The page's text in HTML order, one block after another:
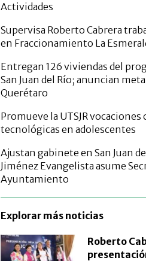
Actividades
Supervisa Roberto Cabrera
en Fraccionamiento La
Entregan 126 viviendas del
San Juan del Río; anuncian
Querétaro
Promueve la UTSJR
tecnológicas en adolescentes
Ajustan gabinete en San Juan
Jiménez Evangelista asume
Ayuntamiento
Explorar más noticias
Roberto